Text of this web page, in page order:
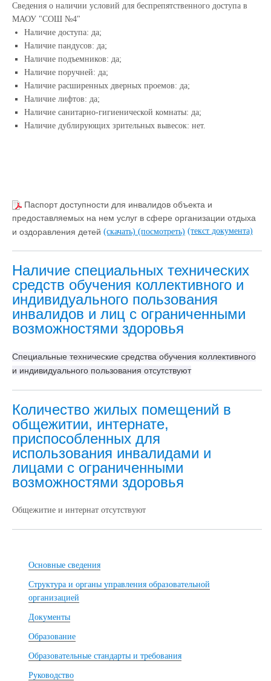
Сведения о наличии условий для беспрепятственного доступа в
МАОУ "СОШ №4"
Наличие доступа: да;
Наличие пандусов: да;
Наличие подъемников: да;
Наличие поручней: да;
Наличие расширенных дверных проемов: да;
Наличие лифтов: да;
Наличие санитарно-гигиенической комнаты: да;
Наличие дублирующих зрительных вывесок: нет.
Паспорт доступности для инвалидов объекта и
предоставляемых на нем услуг в сфере организации отдыха
и оздоравления детей (скачать) (посмотреть) (текст документа)
Наличие специальных технических
средств обучения коллективного и
индивидуального пользования
инвалидов и лиц с ограниченными
возможностями здоровья
Специальные технические средства обучения коллективного
и индивидуального пользования отсутствуют
Количество жилых помещений в
общежитии, интернате,
приспособленных для
использования инвалидами и
лицами с ограниченными
возможностями здоровья
Общежитие и интернат отсутствуют
Основные сведения
Структура и органы управления образовательной
организацией
Документы
Образование
Образовательные стандарты и требования
Руководство